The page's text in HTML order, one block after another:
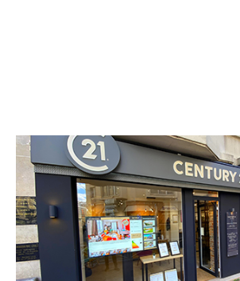
CENTURY 21 Côté
51 avenue Henri
MONTROUGE -
Envoyer un